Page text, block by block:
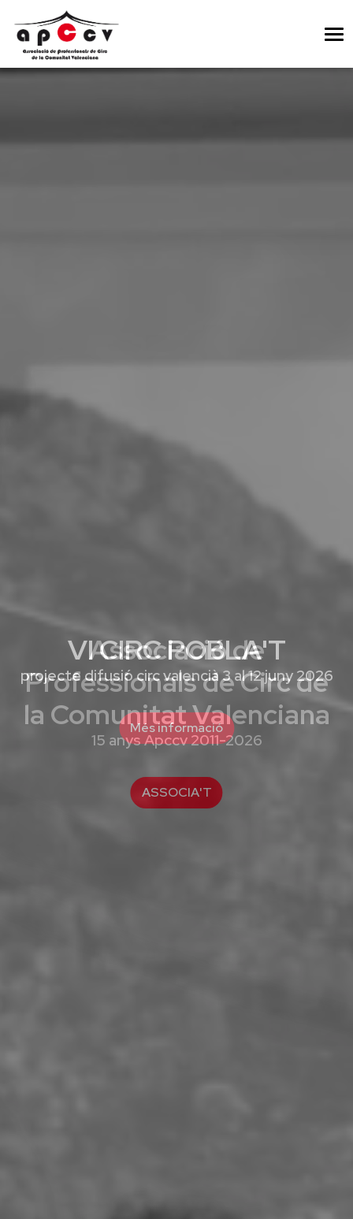
VI CIRC POBLA'T
projecte difusió circ valencià 3 al 12 juny 2026
Més informació